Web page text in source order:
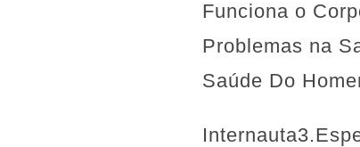
Funciona o
Problemas na
Saúde Do